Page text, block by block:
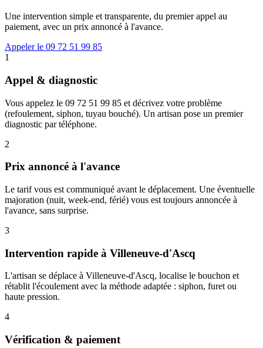
Une intervention simple et transparente, du premier appel au
paiement, avec un prix annoncé à l'avance.
Appeler le 09 72 51 99 85
1
Appel & diagnostic
Vous appelez le 09 72 51 99 85 et décrivez votre problème
(refoulement, siphon, tuyau bouché). Un artisan pose un premier
diagnostic par téléphone.
2
Prix annoncé à l'avance
Le tarif vous est communiqué avant le déplacement. Une éventuelle
majoration (nuit, week-end, férié) vous est toujours annoncée à
l'avance, sans surprise.
3
Intervention rapide à Villeneuve-d'Ascq
L'artisan se déplace à Villeneuve-d'Ascq, localise le bouchon et
rétablit l'écoulement avec la méthode adaptée : siphon, furet ou
haute pression.
4
Vérification & paiement